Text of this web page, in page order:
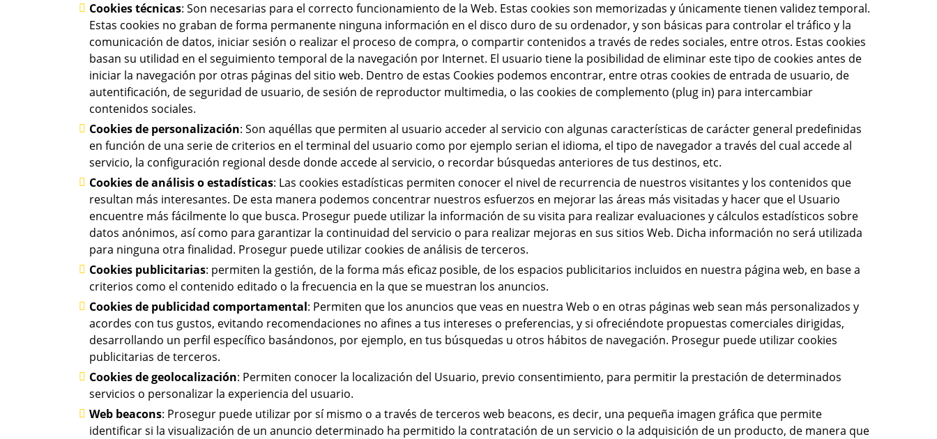
Cookies técnicas: Son necesarias para el correcto funcionamiento de la Web. Estas cookies son memorizadas y únicamente tienen validez temporal.
Estas cookies no graban de forma permanente ninguna información en el disco duro de su ordenador, y son básicas para controlar el tráfico y la
comunicación de datos, iniciar sesión o realizar el proceso de compra, o compartir contenidos a través de redes sociales, entre otros. Estas cookies
basan su utilidad en el seguimiento temporal de la navegación por Internet. El usuario tiene la posibilidad de eliminar este tipo de cookies antes de
iniciar la navegación por otras páginas del sitio web. Dentro de estas Cookies podemos encontrar, entre otras cookies de entrada de usuario, de
autentificación, de seguridad de usuario, de sesión de reproductor multimedia, o las cookies de complemento (plug in) para intercambiar
contenidos sociales.
Cookies de personalización: Son aquéllas que permiten al usuario acceder al servicio con algunas características de carácter general predefinidas
en función de una serie de criterios en el terminal del usuario como por ejemplo serian el idioma, el tipo de navegador a través del cual accede al
servicio, la configuración regional desde donde accede al servicio, o recordar búsquedas anteriores de tus destinos, etc.
Cookies de análisis o estadísticas: Las cookies estadísticas permiten conocer el nivel de recurrencia de nuestros visitantes y los contenidos que
resultan más interesantes. De esta manera podemos concentrar nuestros esfuerzos en mejorar las áreas más visitadas y hacer que el Usuario
encuentre más fácilmente lo que busca. Prosegur puede utilizar la información de su visita para realizar evaluaciones y cálculos estadísticos sobre
datos anónimos, así como para garantizar la continuidad del servicio o para realizar mejoras en sus sitios Web. Dicha información no será utilizada
para ninguna otra finalidad. Prosegur puede utilizar cookies de análisis de terceros.
Cookies publicitarias: permiten la gestión, de la forma más eficaz posible, de los espacios publicitarios incluidos en nuestra página web, en base a
criterios como el contenido editado o la frecuencia en la que se muestran los anuncios.
Cookies de publicidad comportamental: Permiten que los anuncios que veas en nuestra Web o en otras páginas web sean más personalizados y
acordes con tus gustos, evitando recomendaciones no afines a tus intereses o preferencias, y si ofreciéndote propuestas comerciales dirigidas,
desarrollando un perfil específico basándonos, por ejemplo, en tus búsquedas u otros hábitos de navegación. Prosegur puede utilizar cookies
publicitarias de terceros.
Cookies de geolocalización: Permiten conocer la localización del Usuario, previo consentimiento, para permitir la prestación de determinados
servicios o personalizar la experiencia del usuario.
Web beacons: Prosegur puede utilizar por sí mismo o a través de terceros web beacons, es decir, una pequeña imagen gráfica que permite
identificar si la visualización de un anuncio determinado ha permitido la contratación de un servicio o la adquisición de un producto, de manera que